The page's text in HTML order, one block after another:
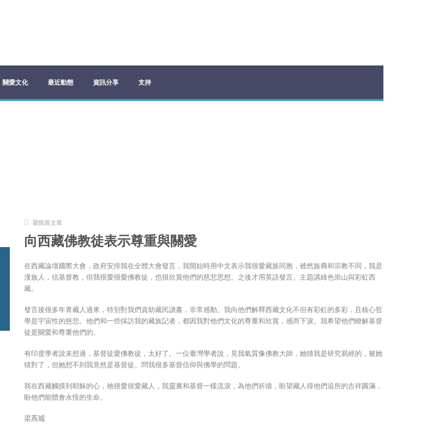
關愛文化 最近動態 資訊分享 支持
梁院長文章
向西藏佛教徒表示尊重與關愛
在西藏論壇國際大會，政府安排我在全體大會發言，我開始時用中文表示我很愛藏族同胞，雖然族裔和宗教不同，我是
漢族人，信基督教，但我很愛很愛佛教徒，也很欣賞他們的慈悲思想。之後才用英語發言。主題講綠色崇山與彩虹西
藏。
發言後很多年青藏人過來，特別對我們資助藏民讀書，非常感動。我向他們解釋西藏文化不但有彩虹的多彩，且核心哲
學是宇宙性的慈悲。他們和一些採訪我的藏族記者，都因我對他們文化的尊重和欣賞，感而下淚。我希望他們瞭解基督
徒是關愛和尊重他們的。
有印度學者說未想過，基督徒愛佛教徒，太好了。一位臺灣學者說，見我氣質像佛教大師，她猜我是研究易經的，被她
猜對了，但她想不到我竟然是基督徒。問我很多基督信仰與佛學的問題。
我在西藏觸摸到耶穌的心，祂很愛很愛藏人，我靈裏和基督一樣流淚，為他們祈禱，盼望藏人得他們追所的吉祥圓滿，
盼他們能體會永恆的生命。
梁燕城